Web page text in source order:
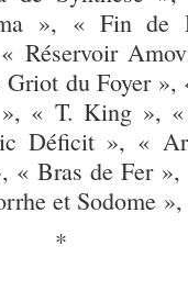
», « Fin de
Réservoir
du Foyer
», « T. King »,
Déficit », «
« Bras de Fer
et Sodome
*